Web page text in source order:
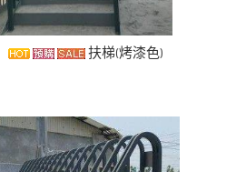
扶梯(烤漆色)